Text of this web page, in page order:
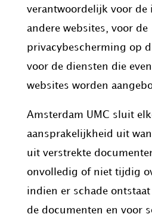
verantwoordelijk voor de
andere websites, voor de
privacybescherming op
voor de diensten die
websites worden
Amsterdam UMC sluit
aansprakelijkheid uit
uit verstrekte
onvolledig of niet tijdig
indien er schade
de documenten en voor